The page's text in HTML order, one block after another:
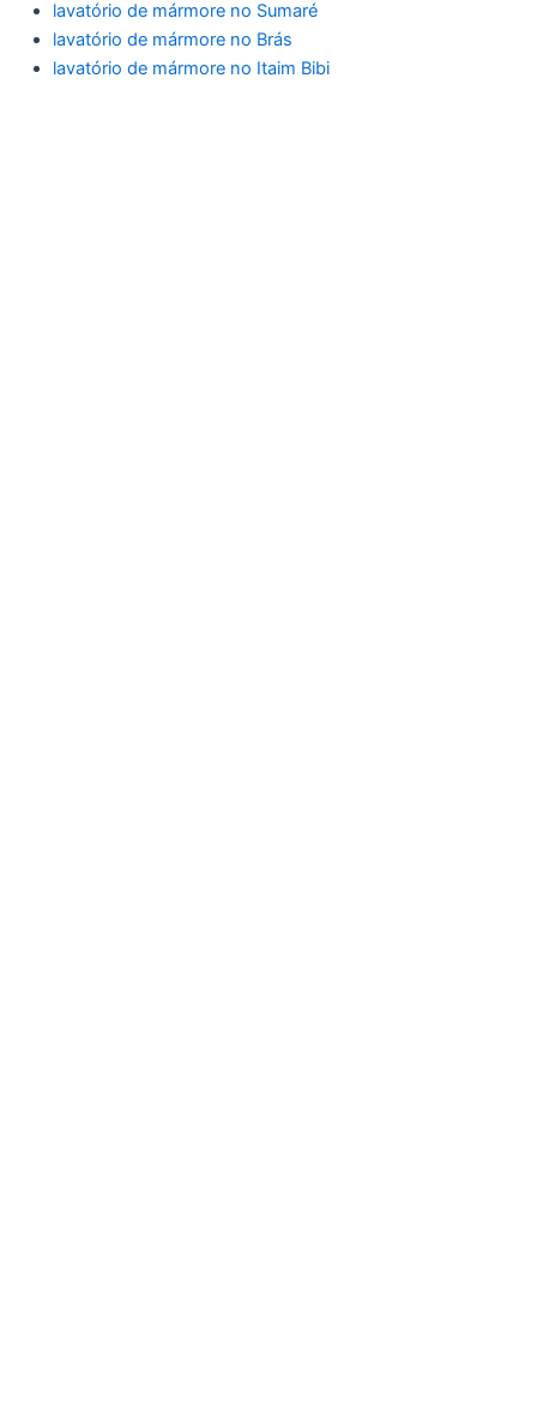
lavatório de mármore no Sumaré
lavatório de mármore no Brás
lavatório de mármore no Itaim Bibi